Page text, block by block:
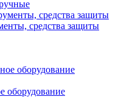
средства защиты
оборудование